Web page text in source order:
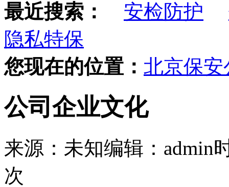
最近搜索： 安检防护
隐私特保
您现在的位置： 北京保安
公司企业文化
来源：未知编辑：admin
次